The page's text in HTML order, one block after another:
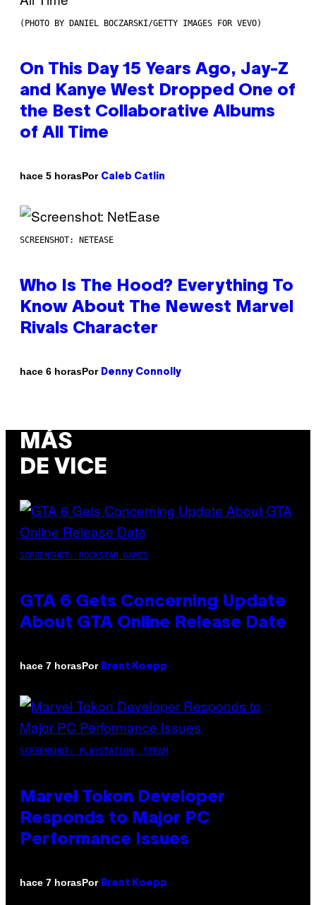
(PHOTO BY DANIEL BOCZARSKI/GETTY IMAGES FOR VEVO)
On This Day 15 Years Ago, Jay-Z
and Kanye West Dropped One of
the Best Collaborative Albums
of All Time
hace 5 horasPor Caleb Catlin
SCREENSHOT: NETEASE
Who Is The Hood? Everything To
Know About The Newest Marvel
Rivals Character
hace 6 horasPor Denny Connolly
MÁS
DE VICE
SCREENSHOT: ROCKSTAR GAMES
GTA 6 Gets Concerning Update
About GTA Online Release Date
hace 7 horasPor Brent Koepp
SCREENSHOT: PLAYSTATION, STEAM
Marvel Tokon Developer
Responds to Major PC
Performance Issues
hace 7 horasPor Brent Koepp